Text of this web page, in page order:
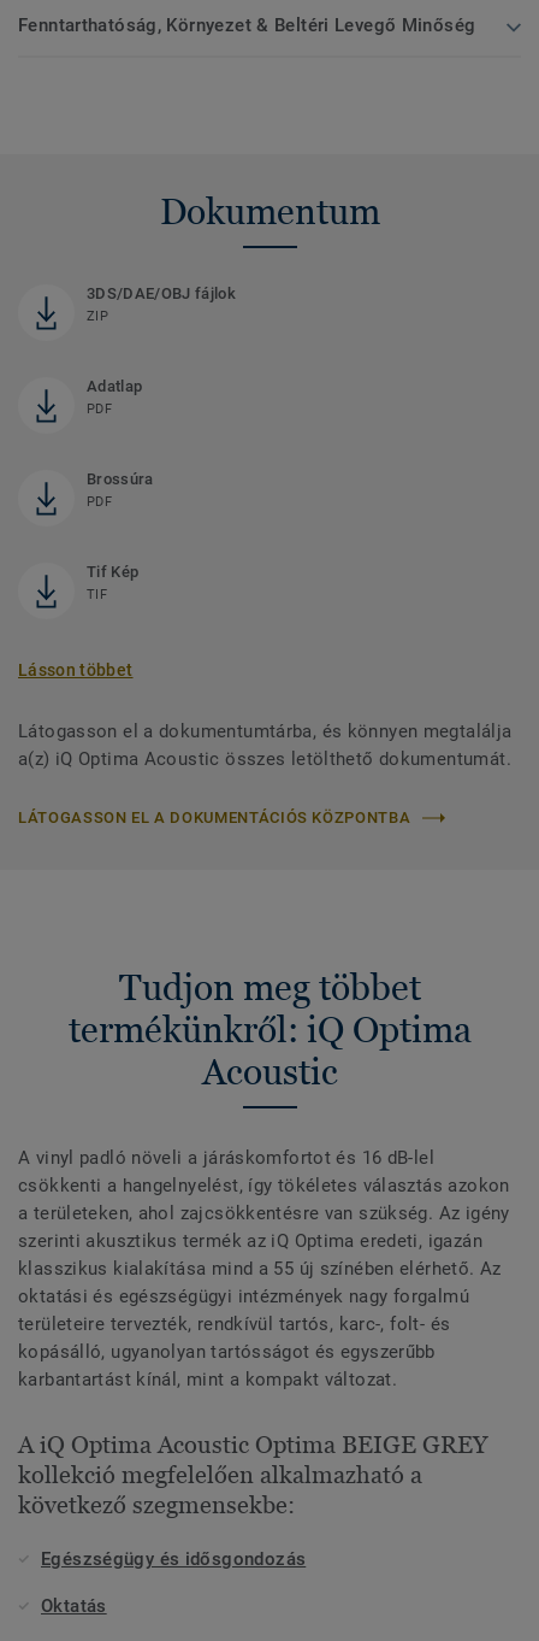
Fenntarthatóság, Környezet & Beltéri Levegő Minőség
Dokumentum
3DS/DAE/OBJ fájlok
ZIP
Adatlap
PDF
Brossúra
PDF
Tif Kép
TIF
Lásson többet
Látogasson el a dokumentumtárba, és könnyen megtalálja
a(z) iQ Optima Acoustic összes letölthető dokumentumát.
LÁTOGASSON EL A DOKUMENTÁCIÓS KÖZPONTBA
Tudjon meg többet
termékünkről: iQ Optima
Acoustic
A vinyl padló növeli a járáskomfortot és 16 dB-lel
csökkenti a hangelnyelést, így tökéletes választás azokon
a területeken, ahol zajcsökkentésre van szükség. Az igény
szerinti akusztikus termék az iQ Optima eredeti, igazán
klasszikus kialakítása mind a 55 új színében elérhető. Az
oktatási és egészségügyi intézmények nagy forgalmú
területeire tervezték, rendkívül tartós, karc-, folt- és
kopásálló, ugyanolyan tartósságot és egyszerűbb
karbantartást kínál, mint a kompakt változat.
A iQ Optima Acoustic Optima BEIGE GREY
kollekció megfelelően alkalmazható a
következő szegmensekbe:
Egészségügy és idősgondozás
Oktatás